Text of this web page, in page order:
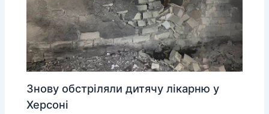
Знову обстріляли дитячу лікарню у
Херсоні